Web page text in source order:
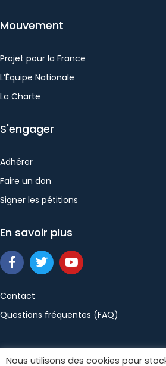
Mouvement
Projet pour la France
L’Équipe Nationale
La Charte
S'engager
Adhérer
Faire un don
Signer les pétitions
En savoir plus
Contact
Questions fréquentes (FAQ)
Politique de confidentialité
Nous utilisons des cookies pour